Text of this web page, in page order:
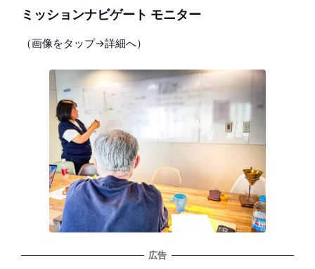
ミッションナビゲート モニター
（画像をタップ→詳細へ）
広告